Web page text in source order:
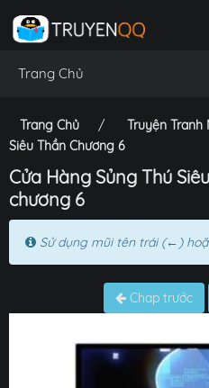
Trang Chủ
Trang Chủ Truyện Tranh
Siêu Thần Chương 6
Cửa Hàng Sủng Thú
chương 6
Sử dụng mũi tên trái (←)
Chap trước